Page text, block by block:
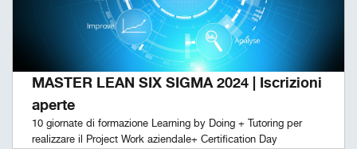
MASTER LEAN SIX SIGMA 2024 | Iscrizioni
aperte
10 giornate di formazione Learning by Doing + Tutoring per
realizzare il Project Work aziendale+ Certification Day